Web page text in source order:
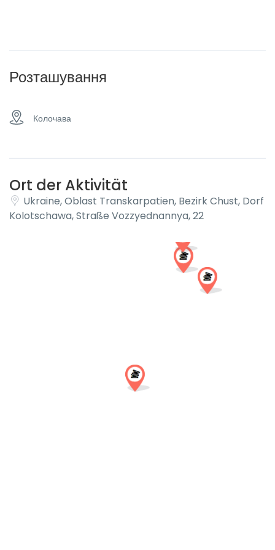
Розташування
Колочава
Ort der Aktivität
Ukraine, Oblast Transkarpatien, Bezirk Chust, Dorf
Kolotschawa, Straße Vozzyednannya, 22